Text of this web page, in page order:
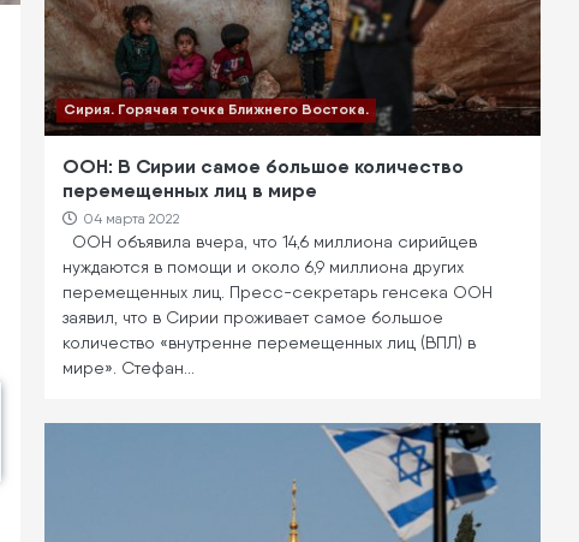
Сирия. Горячая точка Ближнего Востока.
ООН: В Сирии самое большое количество
перемещенных лиц в мире
04 марта 2022
ООН объявила вчера, что 14,6 миллиона сирийцев
нуждаются в помощи и около 6,9 миллиона других
перемещенных лиц. Пресс-секретарь генсека ООН
заявил, что в Сирии проживает самое большое
количество «внутренне перемещенных лиц (ВПЛ) в
мире». Стефан…